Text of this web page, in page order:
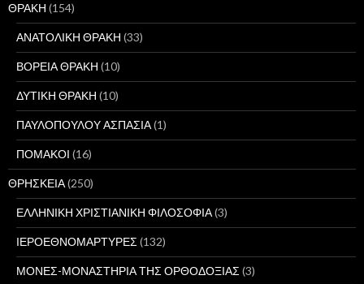
ΘΡΑΚΗ (154)
ΑΝΑΤΟΛΙΚΗ ΘΡΑΚΗ (33)
ΒΟΡΕΙΑ ΘΡΑΚΗ (10)
ΔΥΤΙΚΗ ΘΡΑΚΗ (10)
ΠΑΥΛΟΠΟΥΛΟΥ ΑΣΠΑΣΙΑ(1)
ΠΟΜΑΚΟΙ (16)
ΘΡΗΣΚΕΙΑ(250)
ΕΛΛΗΝΙΚΗ ΧΡΙΣΤΙΑΝΙΚΗ ΦΙΛΟΣΟΦΙΑ(3)
ΙΕΡΟΕΘΝΟΜΑΡΤΥΡΕΣ (132)
ΜΟΝΕΣ-ΜΟΝΑΣΤΗΡΙΑ ΤΗΣ ΟΡΘΟΔΟΞΙΑΣ (3)